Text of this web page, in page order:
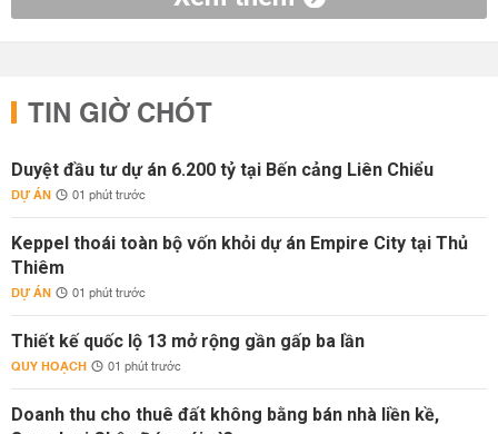
TIN GIỜ CHÓT
Duyệt đầu tư dự án 6.200 tỷ tại Bến cảng Liên Chiểu
DỰ ÁN 01 phút trước
Keppel thoái toàn bộ vốn khỏi dự án Empire City tại Thủ
Thiêm
DỰ ÁN 01 phút trước
Thiết kế quốc lộ 13 mở rộng gần gấp ba lần
QUY HOẠCH 01 phút trước
Doanh thu cho thuê đất không bằng bán nhà liền kề,